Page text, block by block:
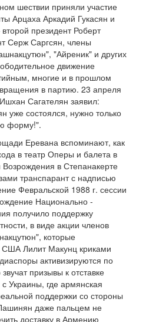
шествии приняли участие
Арцаха Аркадий Гукасян и
президент Роберт
Серж Саргсян, члены
"Айреник" и других
движение
многие и в прошлом
в партию. 23 апреля
Сагателян заявил:
уже состоялся, нужно только
форму!".
Еревана вспоминают, как
в театр Оперы и балета в
в Степанакерте
транспарант с надписью
Февральской 1988 г. сессии
Национально -
получило поддержку
в виде акции членов
которые
США Лилит Макунц криками
активизируются по
призывы к отставке
Украины, где армянская
поддержки со стороны
даже пальцем не
доставку в Армению